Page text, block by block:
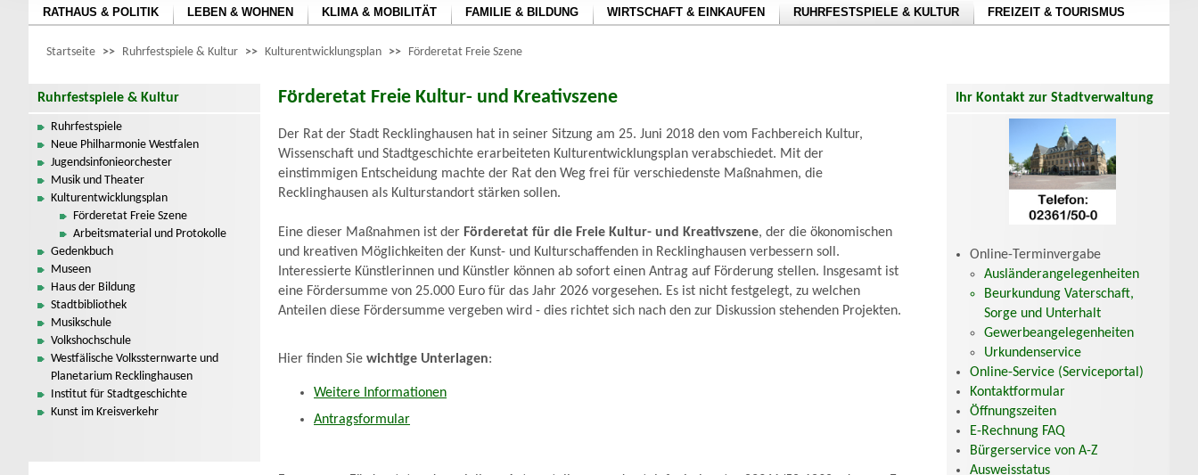
RATHAUS & POLITIK LEBEN & WOHNEN KLIMA & MOBILITÄT FAMILIE & BILDUNG WIRTSCHAFT & EINKAUFEN RUHRFESTSPIELE & KULTUR FREIZEIT & TOURISMUS
Startseite >> Ruhrfestspiele & Kultur >> Kulturentwicklungsplan >> Förderetat Freie Szene
Ruhrfestspiele & Kultur
Ruhrfestspiele
Neue Philharmonie Westfalen
Jugendsinfonieorchester
Musik und Theater
Kulturentwicklungsplan
Förderetat Freie Szene
Arbeitsmaterial und Protokolle
Gedenkbuch
Museen
Haus der Bildung
Stadtbibliothek
Musikschule
Volkshochschule
Westfälische Volkssternwarte und
Planetarium Recklinghausen
Institut für Stadtgeschichte
Kunst im Kreisverkehr
Förderetat Freie Kultur- und Kreativszene
Der Rat der Stadt Recklinghausen hat in seiner Sitzung am 25. Juni 2018 den vom Fachbereich Kultur,
Wissenschaft und Stadtgeschichte erarbeiteten Kulturentwicklungsplan verabschiedet. Mit der
einstimmigen Entscheidung machte der Rat den Weg frei für verschiedenste Maßnahmen, die
Recklinghausen als Kulturstandort stärken sollen.
Eine dieser Maßnahmen ist der Förderetat für die Freie Kultur- und Kreativszene, der die ökonomischen
und kreativen Möglichkeiten der Kunst- und Kulturschaffenden in Recklinghausen verbessern soll.
Interessierte Künstlerinnen und Künstler können ab sofort einen Antrag auf Förderung stellen. Insgesamt ist
eine Fördersumme von 25.000 Euro für das Jahr 2026 vorgesehen. Es ist nicht festgelegt, zu welchen
Anteilen diese Fördersumme vergeben wird - dies richtet sich nach den zur Diskussion stehenden Projekten.
Hier finden Sie wichtige Unterlagen:
Weitere Informationen
Antragsformular
Ihr Kontakt zur Stadtverwaltung
Online-Terminvergabe
Ausländerangelegenheiten
Beurkundung Vaterschaft,
Sorge und Unterhalt
Gewerbeangelegenheiten
Urkundenservice
Online-Service (Serviceportal)
Kontaktformular
Öffnungszeiten
E-Rechnung FAQ
Bürgerservice von A-Z
Ausweisstatus